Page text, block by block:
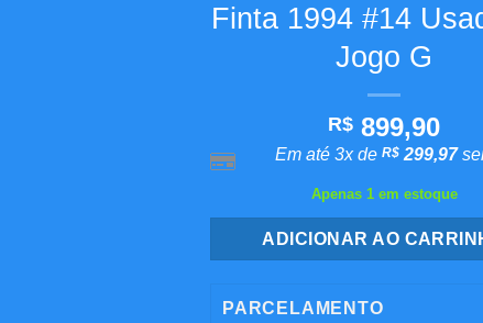
Finta 1994 #14
Jogo G
R$ 899,90
Em até 3x de R$299,97
Apenas 1 em estoque
ADICIONAR AO
PARCELAMENTO